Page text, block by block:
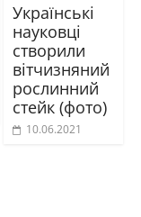
Українські
науковці
створили
вітчизняний
рослинний
стейк (фото)
10.06.2021